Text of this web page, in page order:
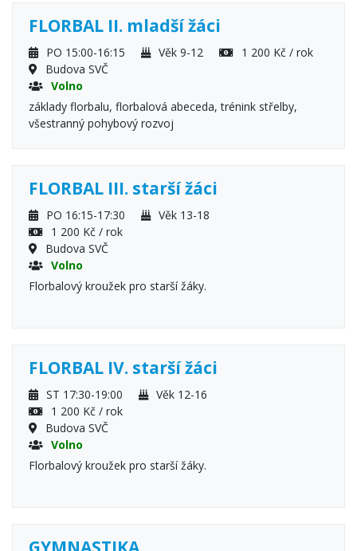
FLORBAL II. mladší žáci
PO 15:00-16:15 Věk 9-12
1 200 Kč / rok
Budova SVČ
Volno
základy florbalu, florbalová abeceda, trénink střelby,
všestranný pohybový rozvoj
FLORBAL III. starší žáci
PO 16:15-17:30
Věk 13-18
1 200 Kč / rok
Budova SVČ
Volno
Florbalový kroužek pro starší žáky.
FLORBAL IV. starší žáci
ST 17:30-19:00
Věk 12-16
1 200 Kč / rok
Budova SVČ
Volno
Florbalový kroužek pro starší žáky.